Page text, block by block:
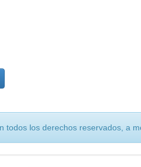
los derechos reservados, a